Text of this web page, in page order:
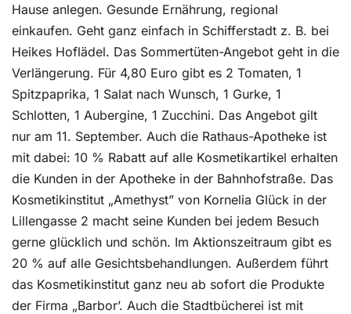
Hause anlegen. Gesunde Ernährung, regional
einkaufen. Geht ganz einfach in Schifferstadt z. B. bei
Heikes Hoflädel. Das Sommertüten-Angebot geht in die
Verlängerung. Für 4,80 Euro gibt es 2 Tomaten, 1
Spitzpaprika, 1 Salat nach Wunsch, 1 Gurke, 1
Schlotten, 1 Aubergine, 1 Zucchini. Das Angebot gilt
nur am 11. September. Auch die Rathaus-Apotheke ist
mit dabei: 10 % Rabatt auf alle Kosmetikartikel erhalten
die Kunden in der Apotheke in der Bahnhofstraße. Das
Kosmetikinstitut „Amethyst” von Kornelia Glück in der
Lillengasse 2 macht seine Kunden bei jedem Besuch
gerne glücklich und schön. Im Aktionszeitraum gibt es
20 % auf alle Gesichtsbehandlungen. Außerdem führt
das Kosmetikinstitut ganz neu ab sofort die Produkte
der Firma „Barbor’. Auch die Stadtbücherei ist mit